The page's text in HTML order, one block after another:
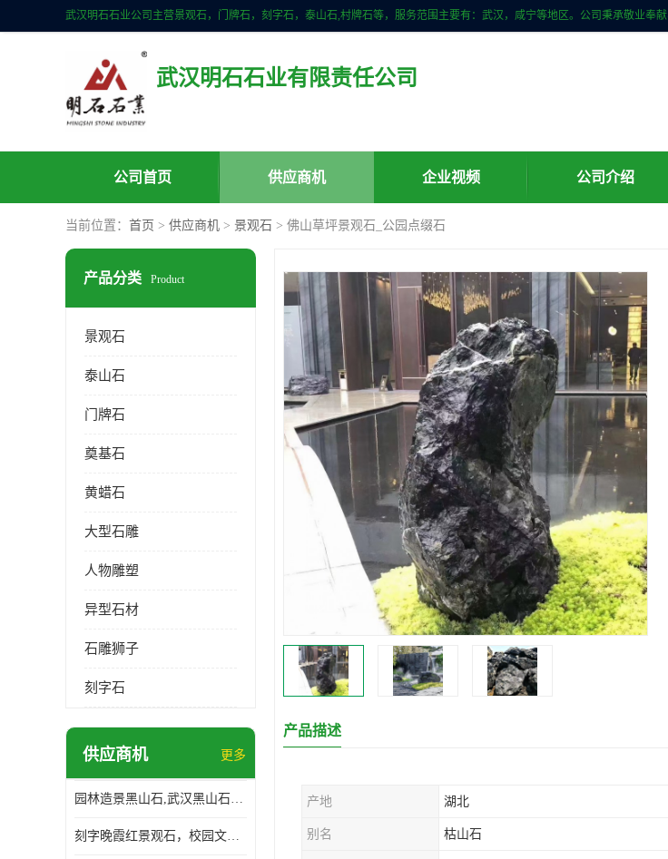
武汉明石石业有限责任公司
公司首页 供应商机 企业视频 公司介绍
当前位置： 首页 > 供应商机 > 景观石 > 佛山草坪景观石_公园点缀石
产品分类 Product
景观石
泰山石
门牌石
奠基石
黄蜡石
大型石雕
人物雕塑
异型石材
石雕狮子
刻字石
供应商机 更多
园林造景黑山石,武汉黑山石造景,日式园林黑山石加工
刻字晚霞红景观石，校园文化石头刻字涂油漆，大学刻字石
产品描述
产地 湖北
别名 枯山石